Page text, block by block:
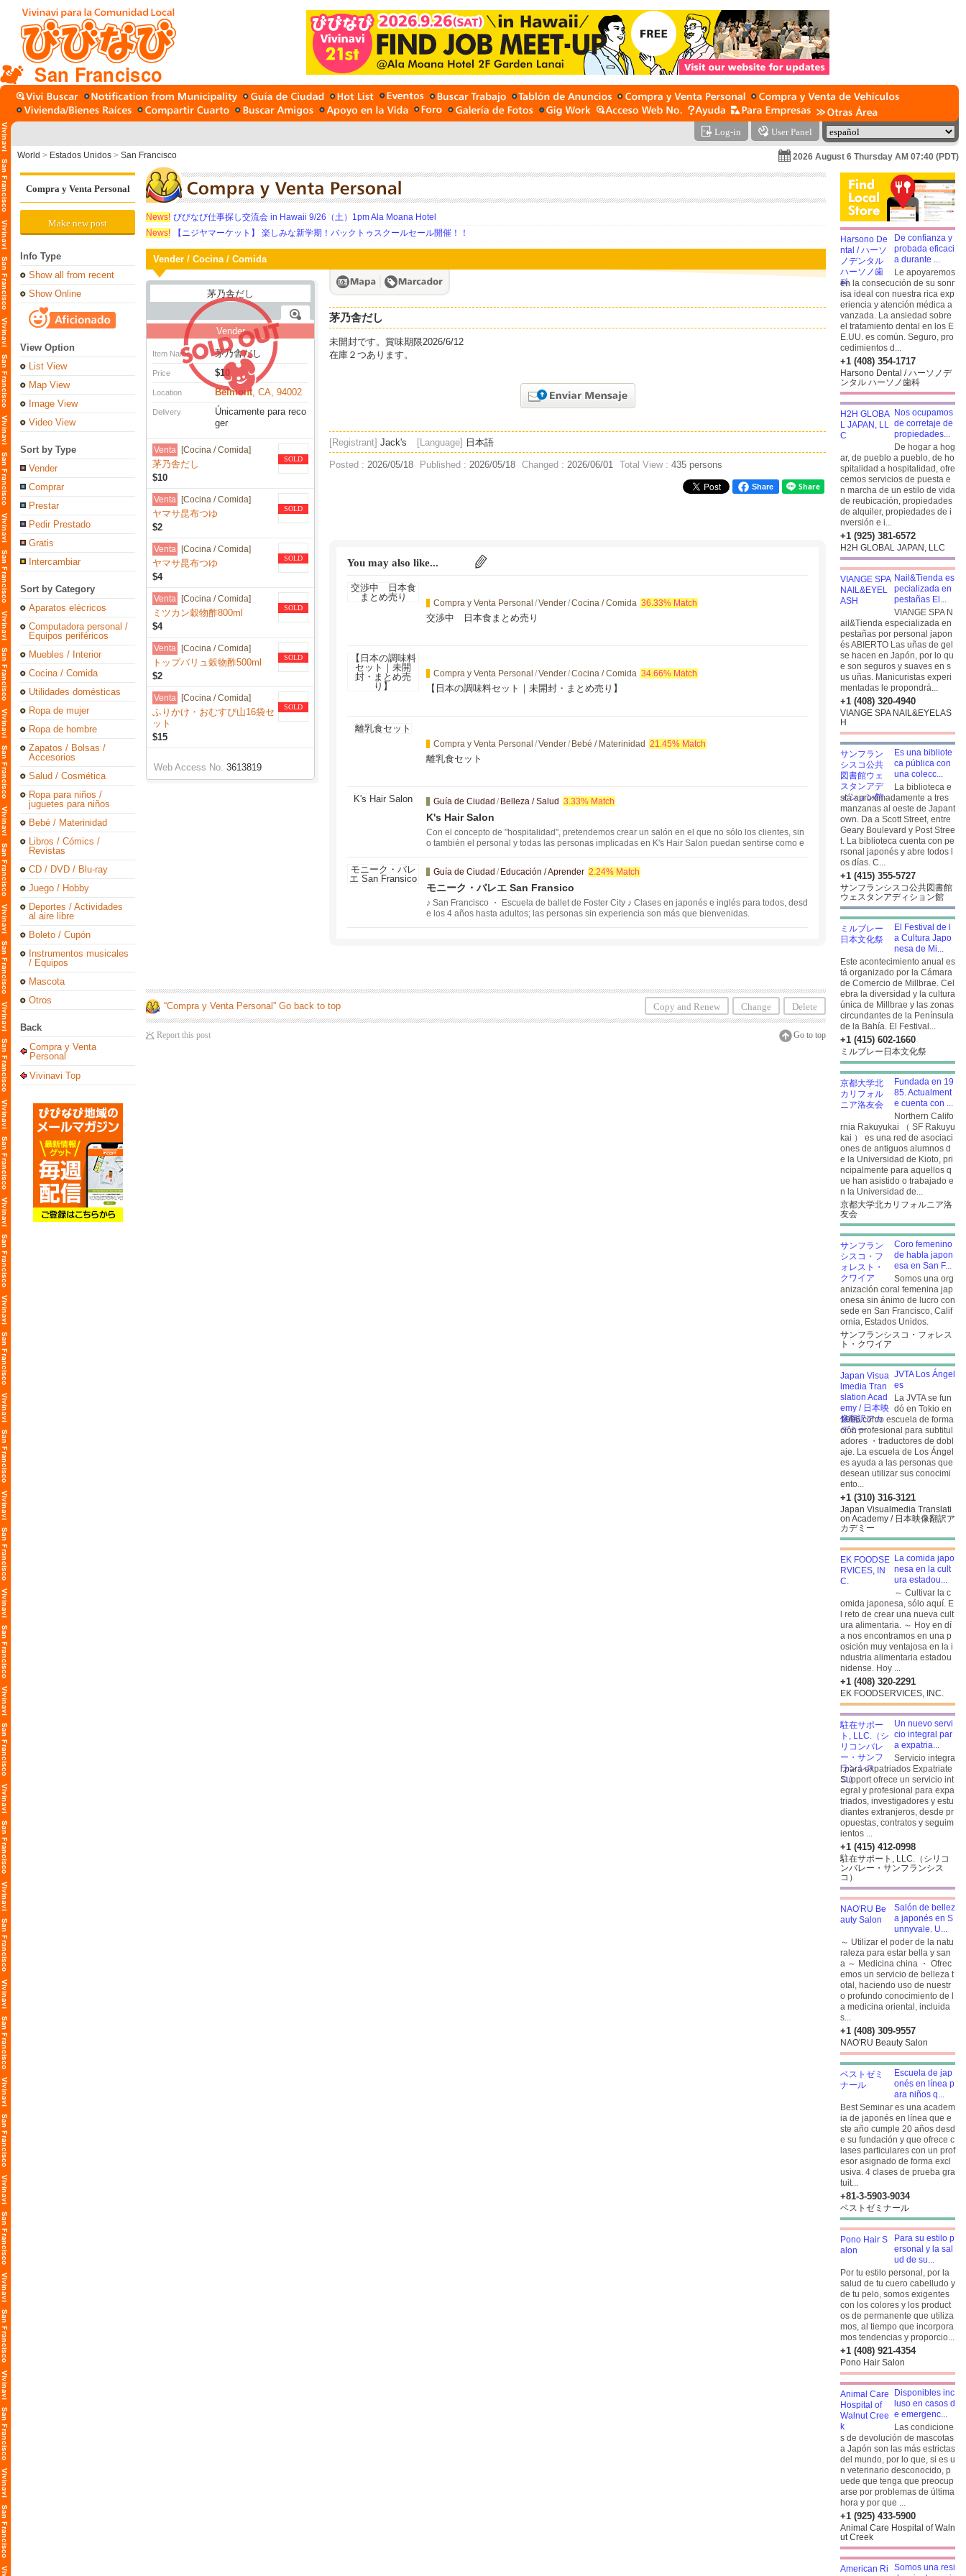
San Francisco
Log-in User Panel
World > Estados Unidos > San Francisco 2026 August 6 Thursday AM 07:40 (PDT)
Compra y Venta Personal
Make new post
Info Type
Show all from recent
Show Online
View Option
List View
Map View
Image View
Video View
Sort by Type
Vender
Comprar
Prestar
Pedir Prestado
Gratis
Intercambiar
Sort by Category
Aparatos elécricos
Computadora personal /
Equipos periféricos
Muebles / Interior
Cocina / Comida
Utilidades domésticas
Ropa de mujer
Ropa de hombre
Zapatos / Bolsas /
Accesorios
Salud / Cosmética
Ropa para niños /
juguetes para niños
Bebé / Materinidad
Libros / Cómics /
Revistas
CD / DVD / Blu-ray
Juego / Hobby
Deportes / Actividades
al aire libre
Boleto / Cupón
Instrumentos musicales
/ Equipos
Mascota
Otros
Back
Compra y Venta
Personal
Vivinavi Top
News! びびなび仕事探し交流会 in Hawaii 9/26（土）1pm Ala Moana Hotel
News!
【ニジヤマーケット】 楽しみな新学期！バックトゥスクールセール開催！！
Vender / Cocina / Comida
Vender
Item Name 茅乃舎だし
Price $10
Location Belmont, CA, 94002
Delivery
Únicamente para reco
ger
SOLD
Venta [Cocina / Comida]
茅乃舎だし
$10
SOLD
Venta [Cocina / Comida]
ヤマサ昆布つゆ
$2
SOLD
Venta [Cocina / Comida]
ヤマサ昆布つゆ
$4
SOLD
Venta [Cocina / Comida]
ミツカン穀物酢800ml
$4
SOLD
Venta [Cocina / Comida]
トップバリュ穀物酢500ml
$2
SOLD
Venta [Cocina / Comida]
ふりかけ・おむすび山16袋セ
ット
$15
Web Access No. 3613819
茅乃舎だし
未開封です。賞味期限2026/6/12
在庫２つあります。
[Registrant] Jack's [Language] 日本語
Posted : 2026/05/18 Published : 2026/05/18 Changed : 2026/06/01 Total View : 435 persons
Share
You may also like...
Compra y Venta Personal /Vender/Cocina / Comida 36.33% Match
交渉中 日本食まとめ売り
Compra y Venta Personal /Vender/Cocina / Comida 34.66% Match
【日本の調味料セット｜未開封・まとめ売り】
Compra y Venta Personal /Vender/ Bebé / Materinidad 21.45% Match
離乳食セット
Guía de Ciudad / Belleza / Salud 3.33% Match
K's Hair Salon
Con el concepto de "hospitalidad", pretendemos crear un salón en el que no sólo los clientes, sin
o también el personal y todas las personas implicadas en K's Hair Salon puedan sentirse como e
Guía de Ciudad / Educación / Aprender 2.24% Match
モニーク・バレエ San Fransico
♪ San Francisco ・ Escuela de ballet de Foster City ♪ Clases en japonés e inglés para todos, desd
e los 4 años hasta adultos; las personas sin experiencia son más que bienvenidas.
“Compra y Venta Personal” Go back to top Copy and Renew Change Delete
Report this post Go to top
De confianza y
probada eficaci
a durante ...
Le apoyaremos
en la consecución de su sonr
isa ideal con nuestra rica exp
eriencia y atención médica a
vanzada. La ansiedad sobre
el tratamiento dental en los E
E.UU. es común. Seguro, pro
cedimientos d...
+1 (408) 354-1717
Harsono Dental / ハーソノデ
ンタル ハーソノ歯科
Nos ocupamos
de corretaje de
propiedades...
De hogar a hog
ar, de pueblo a pueblo, de ho
spitalidad a hospitalidad, ofre
cemos servicios de puesta e
n marcha de un estilo de vida
de reubicación, propiedades
de alquiler, propiedades de i
nversión e i...
+1 (925) 381-6572
H2H GLOBAL JAPAN, LLC
Nail&Tienda es
pecializada en
pestañas El...
VIANGE SPA N
ail&Tienda especializada en
pestañas por personal japon
és ABIERTO Las uñas de gel
se hacen en Japón, por lo qu
e son seguros y suaves en s
us uñas. Manicuristas experi
mentadas le propondrá...
+1 (408) 320-4940
VIANGE SPA NAIL&EYELAS
H
Es una bibliote
ca pública con
una colecc...
La biblioteca e
stá aproximadamente a tres
manzanas al oeste de Japant
own. Da a Scott Street, entre
Geary Boulevard y Post Stree
t. La biblioteca cuenta con pe
rsonal japonés y abre todos l
os días. C...
+1 (415) 355-5727
サンフランシスコ公共図書館
ウェスタンアディション館
El Festival de l
a Cultura Japo
nesa de Mi...
Este acontecimiento anual es
tá organizado por la Cámara
de Comercio de Millbrae. Cel
ebra la diversidad y la cultura
única de Millbrae y las zonas
circundantes de la Península
de la Bahía. El Festival...
+1 (415) 602-1660
ミルブレー日本文化祭
Fundada en 19
85. Actualment
e cuenta con ...
Northern Califo
rnia Rakuyukai （ SF Rakuyu
kai ） es una red de asociaci
ones de antiguos alumnos d
e la Universidad de Kioto, pri
ncipalmente para aquellos q
ue han asistido o trabajado e
n la Universidad de...
京都大学北カリフォルニア洛
友会
Coro femenino
de habla japon
esa en San F...
Somos una org
anización coral femenina jap
onesa sin ánimo de lucro con
sede en San Francisco, Calif
ornia, Estados Unidos.
サンフランシスコ・フォレス
ト・クワイア
JVTA Los Ángel
es
La JVTA se fun
dó en Tokio en
1996 como escuela de forma
ción profesional para subtitul
adores ・traductores de dobl
aje. La escuela de Los Ángel
es ayuda a las personas que
desean utilizar sus conocimi
ento...
+1 (310) 316-3121
Japan Visualmedia Translati
on Academy / 日本映像翻訳ア
カデミー
La comida japo
nesa en la cult
ura estadou...
～ Cultivar la c
omida japonesa, sólo aquí. E
l reto de crear una nueva cult
ura alimentaria. ～ Hoy en dí
a nos encontramos en una p
osición muy ventajosa en la i
ndustria alimentaria estadou
nidense. Hoy ...
+1 (408) 320-2291
EK FOODSERVICES, INC.
Un nuevo servi
cio integral par
a expatria...
Servicio integra
l para expatriados Expatriate
Support ofrece un servicio int
egral y profesional para expa
triados, investigadores y estu
diantes extranjeros, desde pr
opuestas, contratos y seguim
ientos ...
+1 (415) 412-0998
駐在サポート, LLC.（シリコ
ンバレー・サンフランシス
コ）
Salón de bellez
a japonés en S
unnyvale. U...
～ Utilizar el poder de la natu
raleza para estar bella y san
a ～ Medicina china ・ Ofrec
emos un servicio de belleza t
otal, haciendo uso de nuestr
o profundo conocimiento de l
a medicina oriental, incluida
s...
+1 (408) 309-9557
NAO'RU Beauty Salon
Escuela de jap
onés en línea p
ara niños q...
Best Seminar es una academ
ia de japonés en línea que e
ste año cumple 20 años desd
e su fundación y que ofrece c
lases particulares con un prof
esor asignado de forma excl
usiva. 4 clases de prueba gra
tuit...
+81-3-5903​-9034
ベストゼミナール
Para su estilo p
ersonal y la sal
ud de su...
Por tu estilo personal, por la
salud de tu cuero cabelludo y
de tu pelo, somos exigentes
con los colores y los product
os de permanente que utiliza
mos, al tiempo que incorpora
mos tendencias y proporcio...
+1 (408) 921-4354
Pono Hair Salon
Disponibles inc
luso en casos d
e emergenc...
Las condicione
s de devolución de mascotas
a Japón son las más estrictas
del mundo, por lo que, si es u
n veterinario desconocido, p
uede que tenga que preocup
arse por problemas de última
hora y por que ...
+1 (925) 433-5900
Animal Care Hospital of Waln
ut Creek
Somos una resi